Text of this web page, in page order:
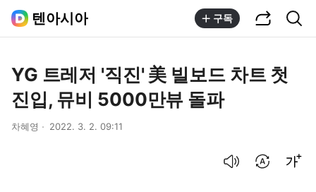
텐아시아 구독
YG 트레저 '직진' 美 빌보드 차트 첫
진입, 뮤비 5000만뷰 돌파
차혜영 2022. 3. 2. 09:11